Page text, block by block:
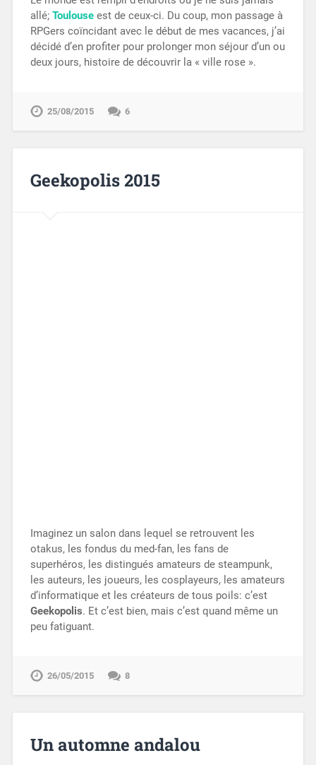
allé; Toulouseest de ceux-ci. Du coup, mon passage à
RPGers coïncidant avec le début de mes vacances, j’ai
décidé d’en profiter pour prolonger mon séjour d’un ou
deux jours, histoire de découvrir la « ville rose ».
25/08/2015 6
Geekopolis 2015
Imaginez un salon dans lequel se retrouvent les
otakus, les fondus du med-fan, les fans de
superhéros, les distingués amateurs de steampunk,
les auteurs, les joueurs, les cosplayeurs, les amateurs
d’informatique et les créateurs de tous poils: c’est
Geekopolis. Et c’est bien, mais c’est quand même un
peu fatiguant.
26/05/2015 8
Un automne andalou